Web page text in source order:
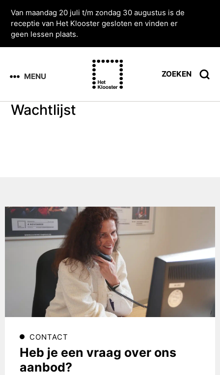
Van maandag 20 juli t/m zondag 30 augustus is de
receptie van Het Klooster gesloten en vinden er
geen lessen plaats.
MENU ZOEKEN
Wachtlijst
CONTACT
Heb je een vraag over ons
aanbod?